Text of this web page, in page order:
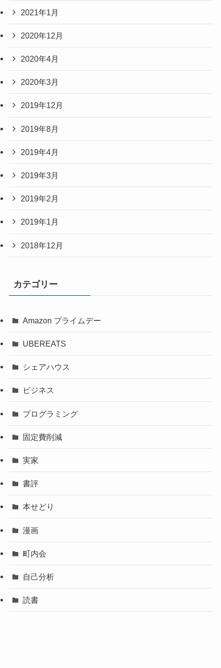
2021年1月
2020年12月
2020年4月
2020年3月
2019年12月
2019年8月
2019年4月
2019年3月
2019年2月
2019年1月
2018年12月
カテゴリー
Amazon プライムデー
UBEREATS
シェアハウス
ビジネス
プログラミング
固定費削減
実家
書評
本せどり
漫画
町内会
自己分析
読書